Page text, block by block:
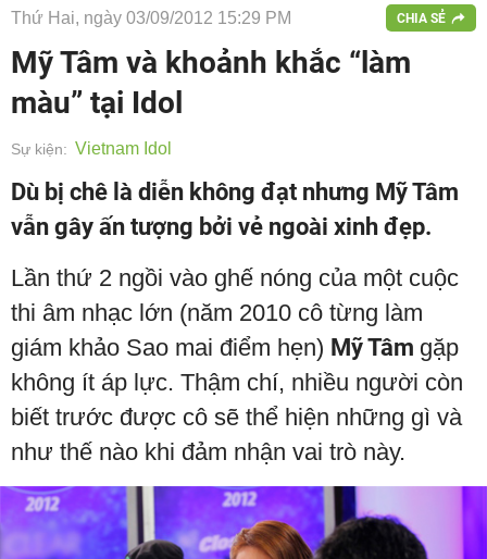
Thứ Hai, ngày 03/09/2012 15:29 PM CHIA SẺ
Mỹ Tâm và khoảnh khắc “làm
màu” tại Idol
Sự kiện: Vietnam Idol
Dù bị chê là diễn không đạt nhưng Mỹ Tâm
vẫn gây ấn tượng bởi vẻ ngoài xinh đẹp.
Lần thứ 2 ngồi vào ghế nóng của một cuộc
thi âm nhạc lớn (năm 2010 cô từng làm
giám khảo Sao mai điểm hẹn) Mỹ Tâm gặp
không ít áp lực. Thậm chí, nhiều người còn
biết trước được cô sẽ thể hiện những gì và
như thế nào khi đảm nhận vai trò này.